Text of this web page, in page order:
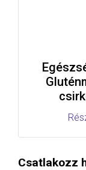
Csatlakozz